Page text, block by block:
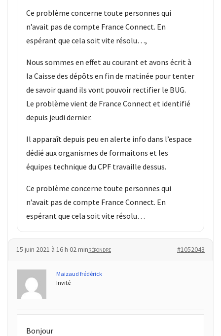
Ce problème concerne toute personnes qui
n’avait pas de compte France Connect. En
espérant que cela soit vite résolu…,
Nous sommes en effet au courant et avons écrit à
la Caisse des dépôts en fin de matinée pour tenter
de savoir quand ils vont pouvoir rectifier le BUG.
Le problème vient de France Connect et identifié
depuis jeudi dernier.
Il apparaît depuis peu en alerte info dans l’espace
dédié aux organismes de formaitons et les
équipes technique du CPF travaille dessus.
Ce problème concerne toute personnes qui
n’avait pas de compte France Connect. En
espérant que cela soit vite résolu…
15 juin 2021 à 16 h 02 min #1052043
RÉPONDRE
Maizaud frédérick
Invité
Bonjour